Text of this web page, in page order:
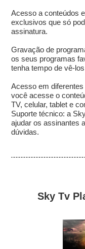
Acesso a conteúdos
exclusivos que só
assinatura.
Gravação de
os seus programas
tenha tempo de vê-
Acesso em
você acesse o
TV, celular, tablet e
Suporte técnico: a
ajudar os assinantes
dúvidas.
Sky Tv